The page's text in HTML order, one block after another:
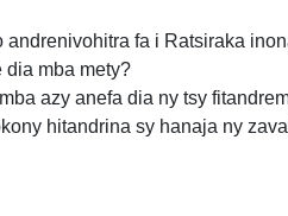
fa i Ratsiraka
dia mba mety?
azy anefa dia ny tsy
hitandrina sy hanaja ny